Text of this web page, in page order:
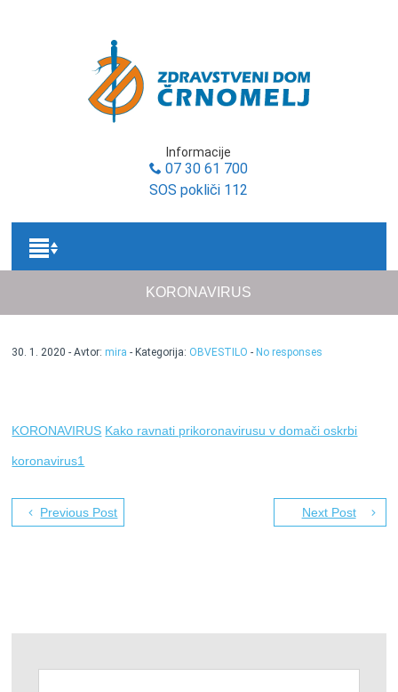
Informacije
07 30 61 700
SOS pokliči 112
KORONAVIRUS
30. 1. 2020 - Avtor:mira - Kategorija: OBVESTILO - No responses
KORONAVIRUS Kako ravnati prikoronavirusu v domači oskrbi
koronavirus1
Next Post
Previous Post